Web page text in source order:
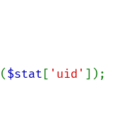
($stat [ 'uid' ]);